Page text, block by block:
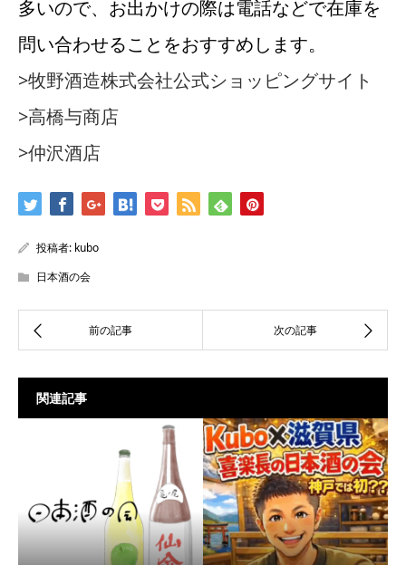
多いので、お出かけの際は電話などで在庫を
問い合わせることをおすすめします。
>牧野酒造株式会社公式ショッピングサイト
>高橋与商店
>仲沢酒店
投稿者: kubo
日本酒の会
関連記事